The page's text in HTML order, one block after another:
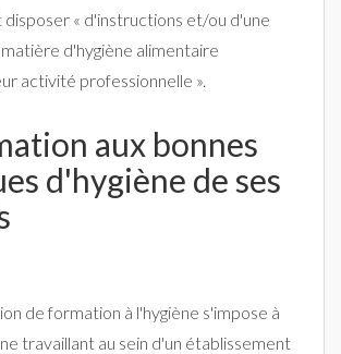
« d'instructions et/ou d'une
d'hygiène alimentaire
activité professionnelle ».
aux bonnes
d'hygiène de ses
de formation à l'hygiène s'impose à
travaillant au sein d'un établissement